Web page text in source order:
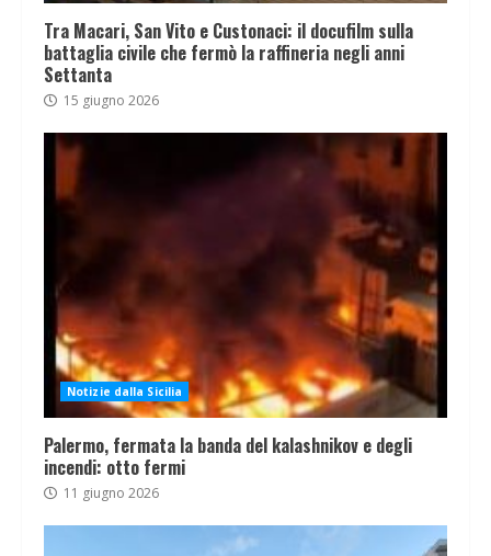
Tra Macari, San Vito e Custonaci: il docufilm sulla
battaglia civile che fermò la raffineria negli anni
Settanta
15 giugno 2026
Notizie dalla Sicilia
Palermo, fermata la banda del kalashnikov e degli
incendi: otto fermi
11 giugno 2026